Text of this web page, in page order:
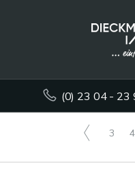
(0) 23 04 - 23
3 4